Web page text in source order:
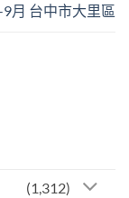
(1,312)
月 台中市大里區